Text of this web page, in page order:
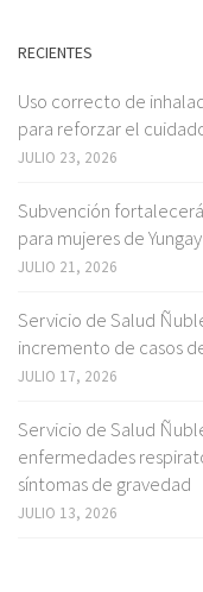
RECIENTES
Uso correcto de
para reforzar el
JULIO 23, 2026
Subvención
para mujeres de Yungay
JULIO 21, 2026
Servicio de Salud
incremento de casos
JULIO 17, 2026
Servicio de Salud
enfermedades
síntomas de gravedad
JULIO 13, 2026